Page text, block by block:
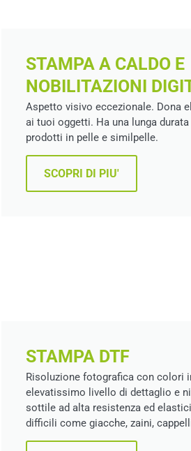
STAMPA A CALDO E
NOBILITAZIONI
Aspetto visivo eccezionale. Dona
ai tuoi oggetti. Ha una lunga
prodotti in pelle e similpelle.
SCOPRI DI PIU'
STAMPA DTF
Risoluzione fotografica con colori
elevatissimo livello di dettaglio e
sottile ad alta resistenza ed
difficili come giacche, zaini,